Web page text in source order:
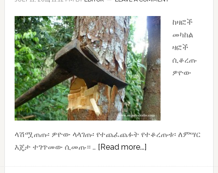
ከዛፎች
መካከል
ዛፎች
ሲቆረጡ
ዎዮው
ላሽሟጠጡ፡ ዎዮው ላላገጡ፡ የተጨፈጨፉት የተቆረጡቱ፡ ለምሣር
እጄታ ተገጥመው ሲመጡ። … [Read more...]about